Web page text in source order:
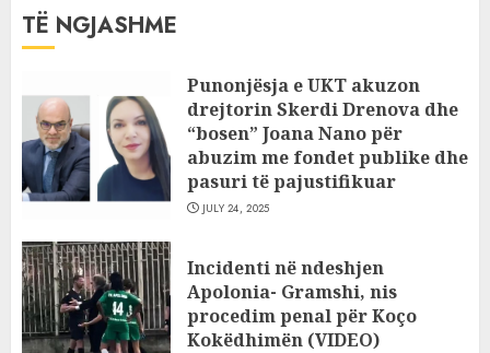
TË NGJASHME
Punonjësja e UKT akuzon
drejtorin Skerdi Drenova dhe
“bosen” Joana Nano për
abuzim me fondet publike dhe
pasuri të pajustifikuar
JULY 24, 2025
Incidenti në ndeshjen
Apolonia- Gramshi, nis
procedim penal për Koço
Kokëdhimën (VIDEO)